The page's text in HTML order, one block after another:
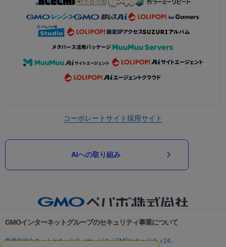
コーポレートサイト採用サイト
AIへの取り組み
GMOインターネットグループのセキュリティ事業について
世界初総合ネットセキュリティサービス「GMOセキュリティ24」